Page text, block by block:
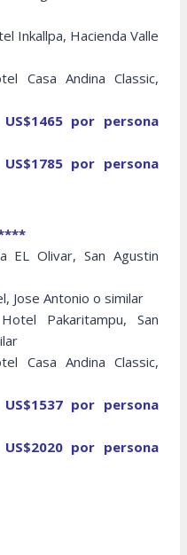
Inkallpa, Hacienda Valle
Casa Andina Classic,
US$1465 por persona
US$1785 por persona
EL Olivar, San Agustin
Jose Antonio o similar
Hotel Pakaritampu, San
Casa Andina Classic,
US$1537 por persona
US$2020 por persona